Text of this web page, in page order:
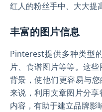
红人的粉丝手中、大大提
丰富的图片信息
Pinterest提供多种类型
片、食谱图片等等。这
背景，使他们更容易与
来说，利用文章图片分
内容，有助于建立品牌影